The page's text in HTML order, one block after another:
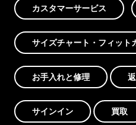
カスタマーサービス
サイズチャート・フィット
お手入れと修理
サインイン 買取